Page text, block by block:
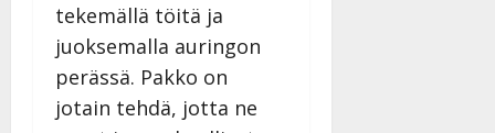
tekemällä töitä ja
juoksemalla auringon
perässä. Pakko on
jotain tehdä, jotta ne